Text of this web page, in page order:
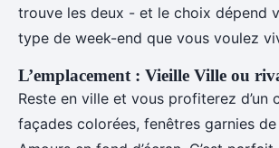
trouve les deux - et le choix dépend
type de week-end que vous voulez
L’emplacement : Vieille Ville ou
Reste en ville et vous profiterez d’un
façades colorées, fenêtres garnies